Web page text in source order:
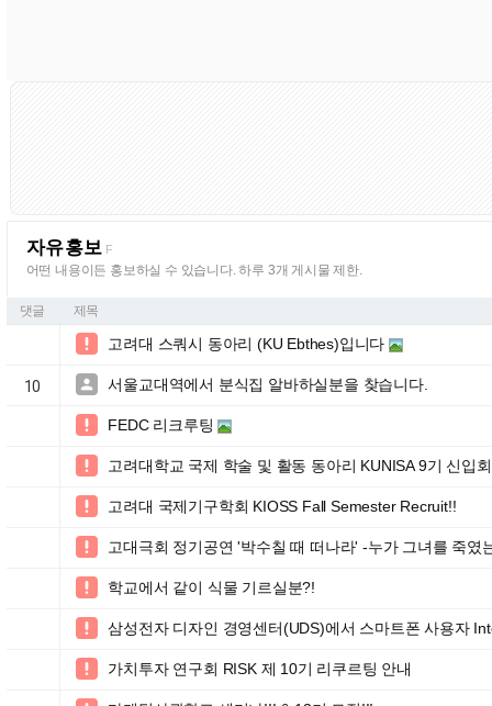
자유홍보 F
어떤 내용이든 홍보하실 수 있습니다. 하루 3개 게시물 제한.
댓글 제목
 고려대 스쿼시 동아리 (KU Ebthes)입니다
10  서울교대역에서 분식집 알바하실분을 찾습니다.
 FEDC 리크루팅
 고려대학교 국제 학술 및 활동 동아리 KUNISA 9기 신입
 고려대 국제기구학회 KIOSS Fall Semester Recruit!!
 고대극회 정기공연 '박수칠 때 떠나라' -누가 그녀를 죽였
 학교에서 같이 식물 기르실분?!
 삼성전자 디자인 경영센터(UDS)에서 스마트폰 사용자
 가치투자 연구회 RISK 제 10기 리쿠르팅 안내